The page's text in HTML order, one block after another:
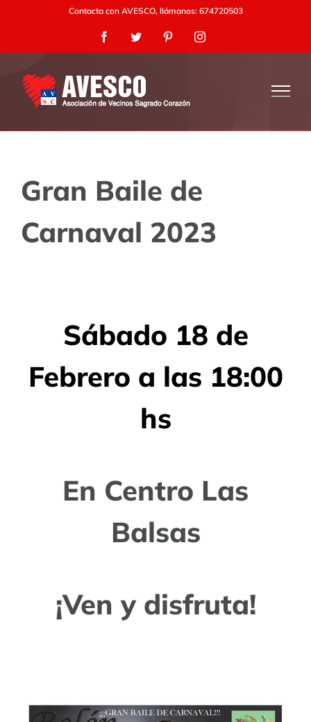
contenido
Contacta con AVESCO, llámanos: 674720503
FacebookTwitter PinterestInstagram
Gran Baile de
Carnaval 2023
Sábado 18 de
Febrero a las 18:00
hs
En Centro Las
Balsas
¡Ven y disfruta!